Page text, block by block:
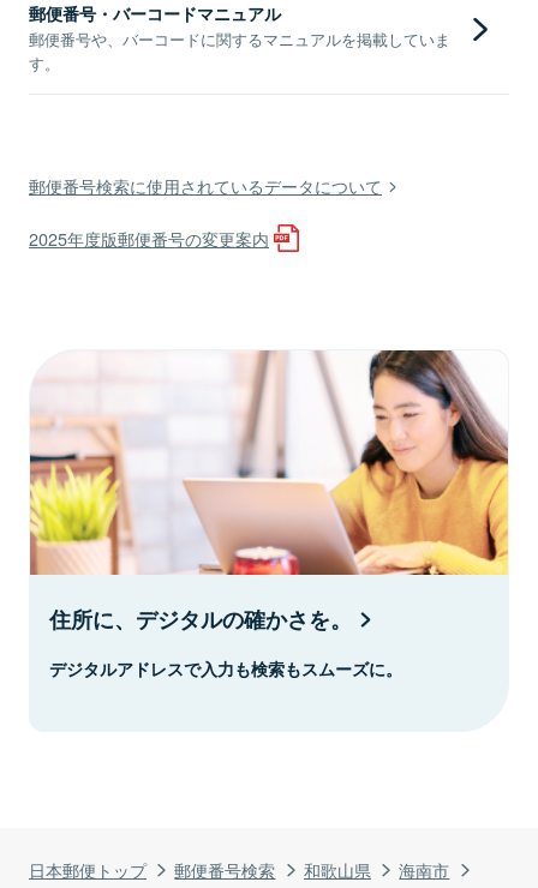
日本郵便トップ 郵便番号検索 和歌山県
海南市
郵便番号・バーコードマニュアル
郵便番号や、バーコードに関するマニュアルを掲載していま
す。
郵便番号検索に使用されているデータについて
2025年度版郵便番号の変更案内
住所に、デジタルの確かさを。
デジタルアドレスで入力も検索もスムーズに。